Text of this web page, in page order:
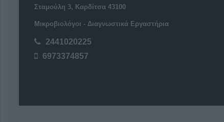
Σταμούλη 3, Καρδίτσα 43100
Μικροβιολόγοι - Διαγνωστικά Εργαστήρια
2441020225
6973374857